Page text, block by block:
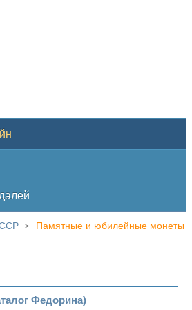
>
Памятные и юбилейные монеты
Федорина)